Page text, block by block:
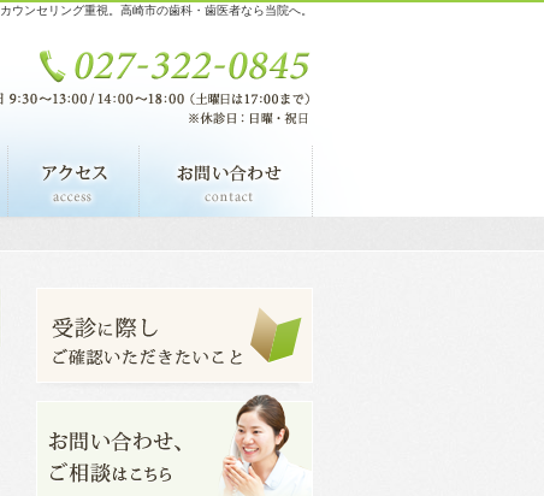
カウンセリング重視。高崎市の歯科・歯医者なら当院へ。